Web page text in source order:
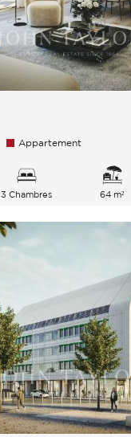
Appartement
3 Chambres 64 m²